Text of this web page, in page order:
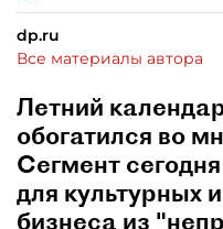
dp.ru
Все материалы автора
Летний
обогатился во
Сегмент
для культурных
бизнеса из